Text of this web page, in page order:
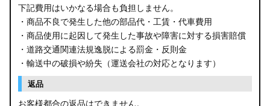
下記費用はいかなる場合も負担しません。
・商品不良で発生した他の部品代・工賃・代車費用
・商品使用に起因して発生した事故や障害に対する損害賠償
・道路交通関連法規逸脱による罰金・反則金
・輸送中の破損や紛失（運送会社の対応となります）
返品
お客様都合の返品はできません。